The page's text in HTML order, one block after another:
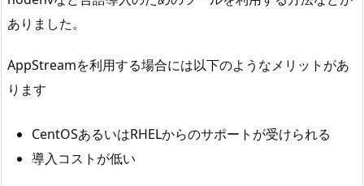
ありました。
AppStreamを利用する場合には以下のようなメリットがあ
ります
CentOSあるいはRHELからのサポートが受けられる
導入コストが低い